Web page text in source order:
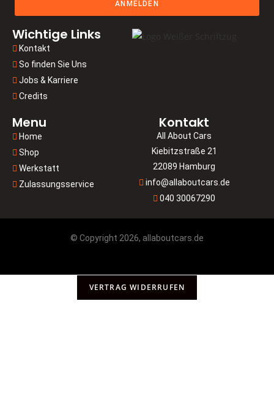
ANMELDEN
Wichtige Links
Kontakt
So finden Sie Uns
Jobs & Karriere
Credits
Menu
Home
Shop
Werkstatt
Zulassungsservice
Kontakt
All About Cars
Kiebitzstraße 21
22089 Hamburg
info@allaboutcars.de
040 30067290
© Copyright 2026, allaboutcars.de
VERTRAG WIDERRUFEN